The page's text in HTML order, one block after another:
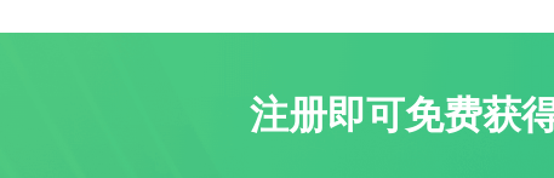
注册即可免费获